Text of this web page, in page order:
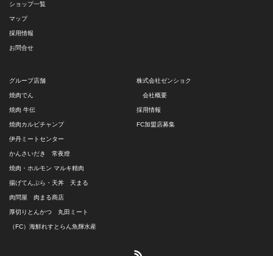
ショップ一覧
マップ
採用情報
お問合せ
グループ店舗
焼肉でん
焼肉 牛伝
焼肉カルビチャンプ
伊丹ミートセンター
かんさいだき 常夜燈
焼肉・ホルモン マルキ精肉
揚げてんぷら・天丼 天まる
肉問屋 肉まる商店
厚切りとんかつ 丸田ミート
（FC）海鮮れすとらん魚輝水産
株式会社ゼンショク
会社概要
採用情報
FC加盟店募集